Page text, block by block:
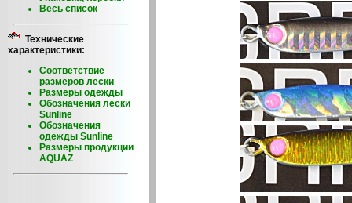
Весь список
Технические
характеристики:
Соответствие
размеров лески
Размеры одежды
Обозначения лески
Sunline
Обозначения
одежды Sunline
Размеры продукции
AQUAZ